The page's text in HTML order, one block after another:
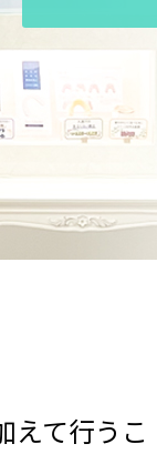
えて行うこ